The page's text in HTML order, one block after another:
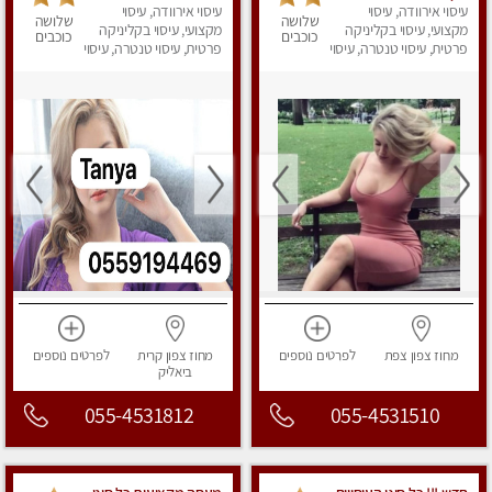
פרטי!!!מומלץ לחלוטין!!!!
עיסוי אירוודה, עיסוי
מקצועי, עיסוי בקליניקה
פרטית, עיסוי טנטרה, עיסוי
שלושה
כוכבים
מחוז צפון צפת לפרטים נוספים
055-4531510
הצוות המעסות החדשות
שלנו.
עיסוי אירוודה, עיסוי
מקצועי, עיסוי בקליניקה
פרטית, עיסוי טנטרה, עיסוי
שלושה
כוכבים
מחוז צפוןקרית
ביאליק
לפרטים נוספים
055-4531812